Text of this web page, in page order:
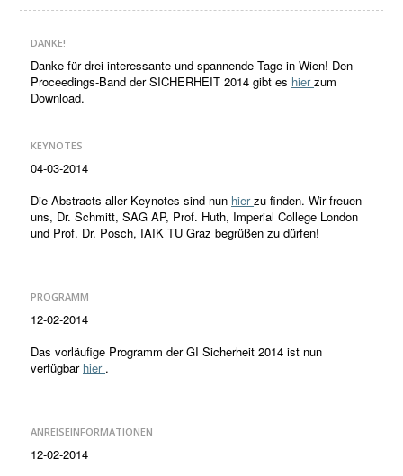
DANKE!
Danke für drei interessante und spannende Tage in Wien! Den
Proceedings-Band der SICHERHEIT 2014 gibt es hierzum
Download.
KEYNOTES
04-03-2014
Die Abstracts aller Keynotes sind nun hierzu finden. Wir freuen
uns, Dr. Schmitt, SAG AP, Prof. Huth, Imperial College London
und Prof. Dr. Posch, IAIK TU Graz begrüßen zu dürfen!
PROGRAMM
12-02-2014
Das vorläufige Programm der GI Sicherheit 2014 ist nun
verfügbar hier .
ANREISEINFORMATIONEN
12-02-2014